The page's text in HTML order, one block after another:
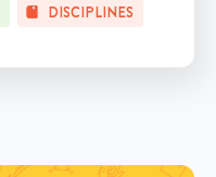
DISCIPLINES